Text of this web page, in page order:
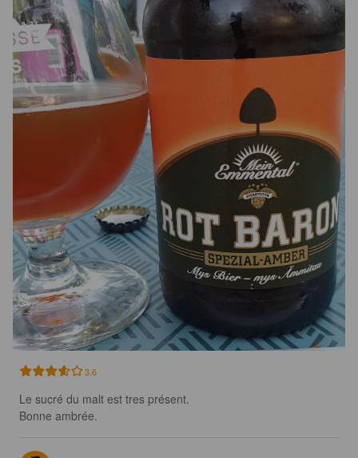
3.6
Le sucré du malt est tres présent.
Bonne ambrée.